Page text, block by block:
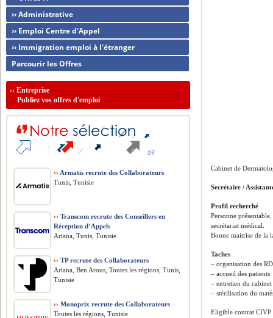
Cabinet de
Secrétaire /
Profil recherché
Personne
secrétariat médical.
Bonne maitrise de la
Taches
– organisation des
– accueil des patients
– entretien du cabinet
– stérilisation du
Eligible contrat CIVP
›› Administrative
›› Emploi Centre d'Appel
›› Immigration emploi à l'étranger
Parcourir les Offres
››Entreprise
Publiez vos offres d'emploi
›› Armatis recrute des Collaborateurs
Tunis, Tunisie
›› Transcom recrute des Conseillers en
Réception d’Appels
Ariana, Tunis, Tunisie
›› TP recrute des Collaborateurs
Ariana, Ben Arous, Toutes les régions, Tunis,
Tunisie
›› Monoprix recrute des Collaborateurs
Toutes les régions, Tunisie